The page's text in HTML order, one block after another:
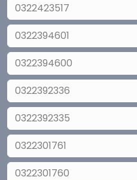
0322423517
0322394601
0322394600
0322392336
0322392335
0322301761
0322301760